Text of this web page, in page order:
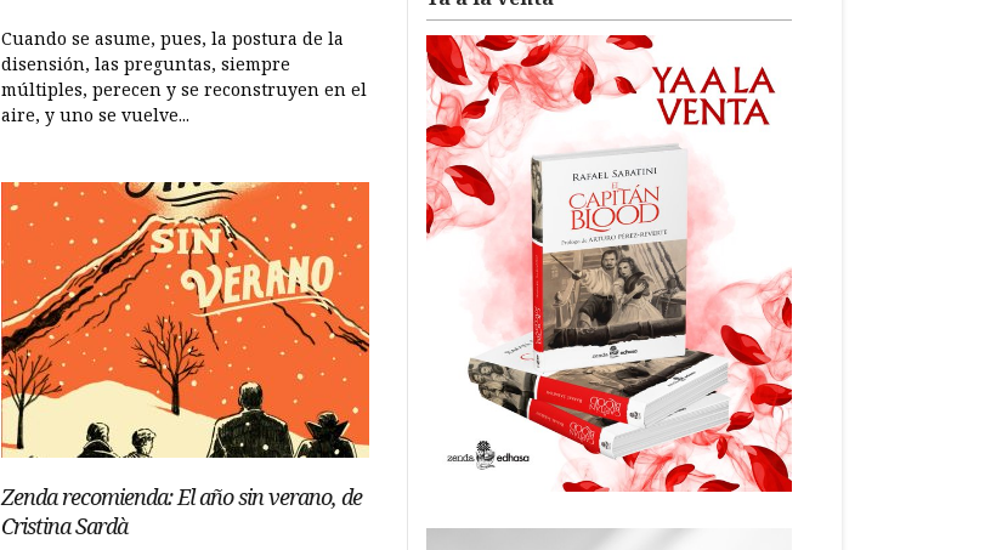
Cuando se asume, pues, la postura de la
disensión, las preguntas, siempre
múltiples, perecen y se reconstruyen en el
aire, y uno se vuelve...
Zenda recomienda: El año sin verano, de
Cristina Sardà